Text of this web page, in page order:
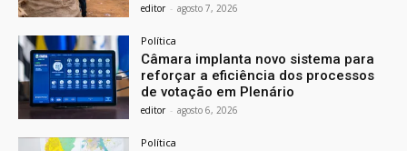
editor - agosto 7, 2026
Política
Câmara implanta novo sistema para
reforçar a eficiência dos processos
de votação em Plenário
editor - agosto 6, 2026
Política